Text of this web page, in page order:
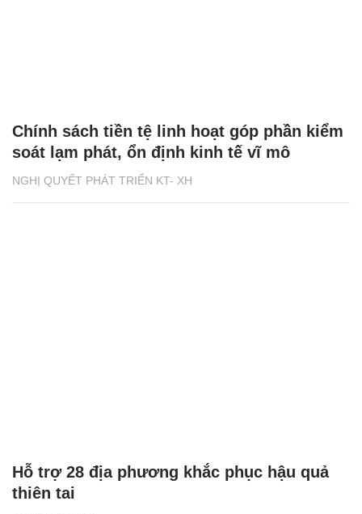
NGHỊ QUYẾT PHÁT TRIỂN KT- XH
Chính sách tiền tệ linh hoạt góp phần kiểm
soát lạm phát, ổn định kinh tế vĩ mô
Hỗ trợ 28 địa phương khắc phục hậu quả
thiên tai